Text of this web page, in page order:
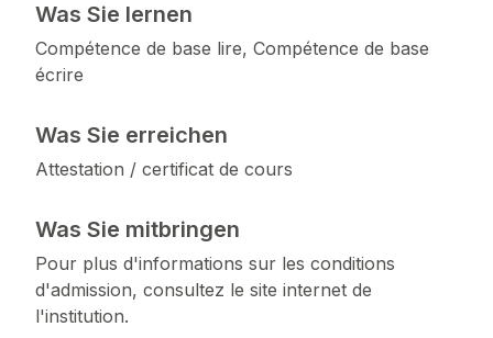
Was Sie lernen
Compétence de base lire, Compétence de base
écrire
Was Sie erreichen
Attestation / certificat de cours
Was Sie mitbringen
Pour plus d'informations sur les conditions
d'admission, consultez le site internet de
l'institution.